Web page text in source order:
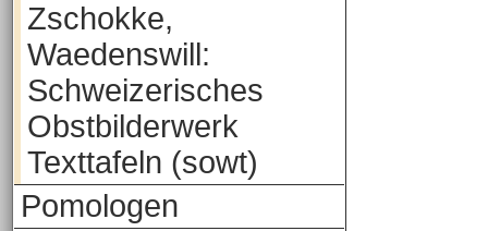
Zschokke,
Waedenswill:
Schweizerisches
Obstbilderwerk
Texttafeln (sowt)
Pomologen